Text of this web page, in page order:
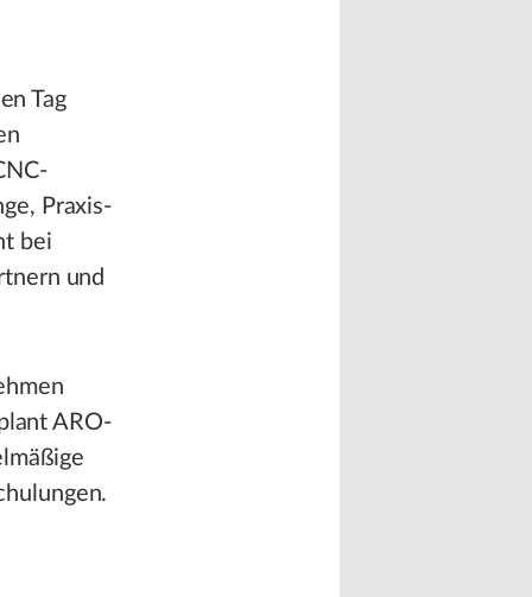
Tag
Praxis-
bei
und
ARO-